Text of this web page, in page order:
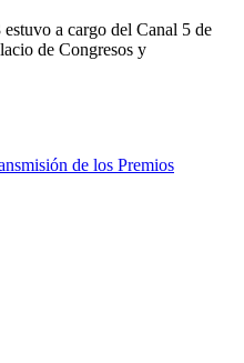
a cargo del Canal 5 de
de Congresos y